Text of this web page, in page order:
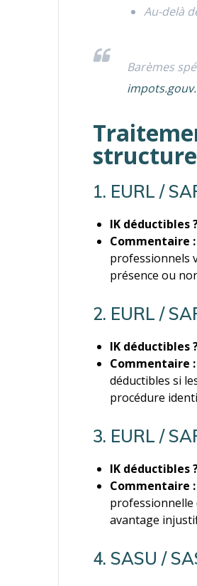
Au-delà
Barèmes
structure
1. EURL /
IK déductibles
Commentaire :
professionnels
présence ou
2. EURL /
IK déductibles
Commentaire :
déductibles si
procédure
3. EURL /
IK déductibles
Commentaire :
professionnelle
avantage
4. SASU /